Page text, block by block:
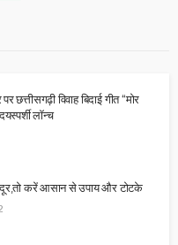
छत्तीसगढ़ी विवाह बिदाई गीत “मोर
लॉन्च
करें आसान से उपाय और टोटके